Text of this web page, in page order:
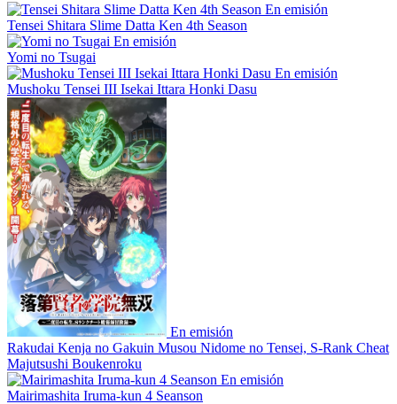
En emisión
Tensei Shitara Slime Datta Ken 4th Season
En emisión
Yomi no Tsugai
En emisión
Mushoku Tensei III Isekai Ittara Honki Dasu
En emisión
Rakudai Kenja no Gakuin Musou Nidome no Tensei, S-Rank Cheat
Majutsushi Boukenroku
En emisión
Mairimashita Iruma-kun 4 Seanson